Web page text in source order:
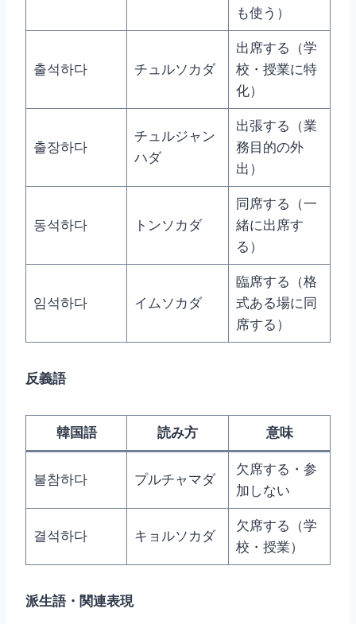
も使う）
출석하다 チュルソカダ
出席する（学
校・授業に特
化）
출장하다
チュルジャン
ハダ
出張する（業
務目的の外
出）
동석하다 トンソカダ
同席する（一
緒に出席す
る）
임석하다 イムソカダ
臨席する（格
式ある場に同
席する）
反義語
韓国語 読み方 意味
불참하다 プルチャマダ
欠席する・参
加しない
결석하다 キョルソカダ
欠席する（学
校・授業）
派生語・関連表現